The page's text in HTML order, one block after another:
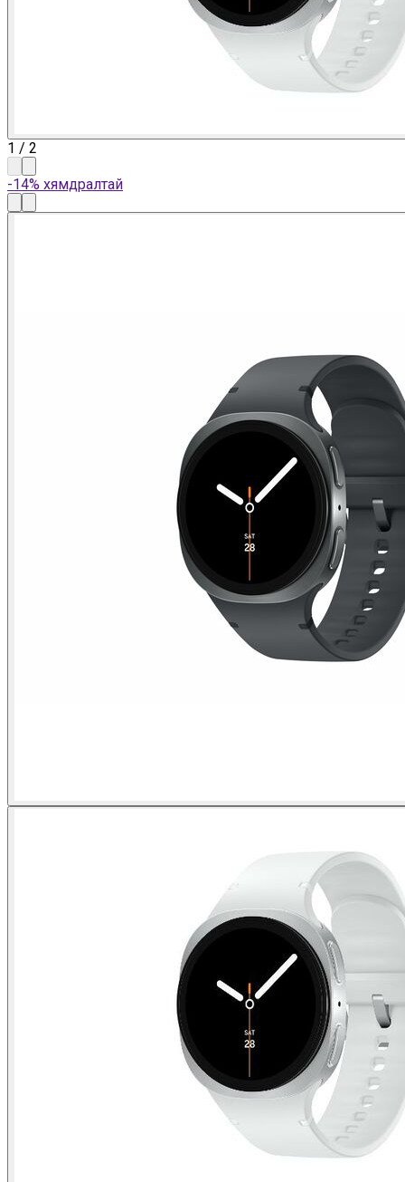
1 / 2
-14% хямдралтай